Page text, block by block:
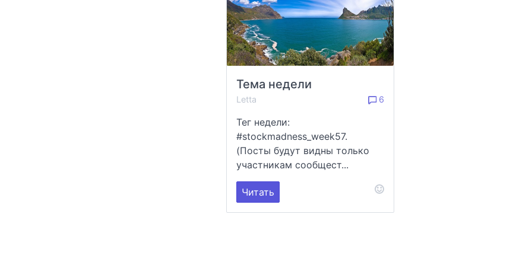
Тема недели
Letta 6
Тег недели:
#stockmadness_week57.
(Посты будут видны только
участникам сообщест...
Читать